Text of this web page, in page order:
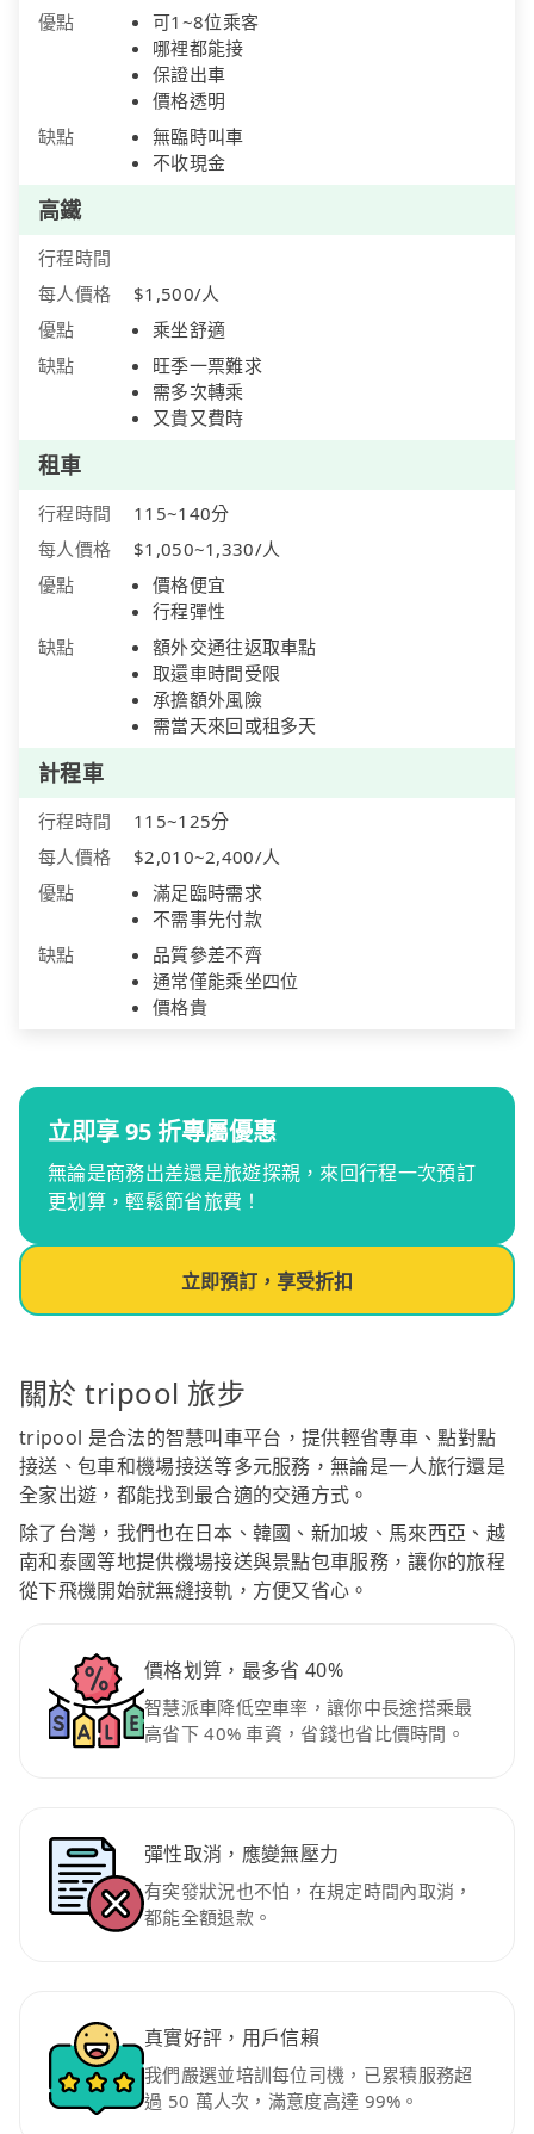
優點
可1~8位乘客
哪裡都能接
保證出車
價格透明
缺點
無臨時叫車
不收現金
高鐵
行程時間
每人價格
$1,500/人
優點
乘坐舒適
缺點
旺季一票難求
需多次轉乘
又貴又費時
租車
行程時間
115~140分
每人價格
$1,050~1,330/人
優點
價格便宜
行程彈性
缺點
額外交通往返取車點
取還車時間受限
承擔額外風險
需當天來回或租多天
計程車
行程時間
115~125分
每人價格
$2,010~2,400/人
優點
滿足臨時需求
不需事先付款
缺點
品質參差不齊
通常僅能乘坐四位
價格貴
立即享 95 折專屬優惠
無論是商務出差還是旅遊探親，來回行程一次預訂
更划算，輕鬆節省旅費！
立即預訂，享受折扣
關於 tripool 旅步
tripool 是合法的智慧叫車平台，提供輕省專車、點對點
接送、包車和機場接送等多元服務，無論是一人旅行還是
全家出遊，都能找到最合適的交通方式。
除了台灣，我們也在日本、韓國、新加坡、馬來西亞、越
南和泰國等地提供機場接送與景點包車服務，讓你的旅程
從下飛機開始就無縫接軌，方便又省心。
價格划算，最多省 40%
智慧派車降低空車率，讓你中長途搭乘最
高省下 40% 車資，省錢也省比價時間。
彈性取消，應變無壓力
有突發狀況也不怕，在規定時間內取消，
都能全額退款。
真實好評，用戶信賴
我們嚴選並培訓每位司機，已累積服務超
過 50 萬人次，滿意度高達 99%。